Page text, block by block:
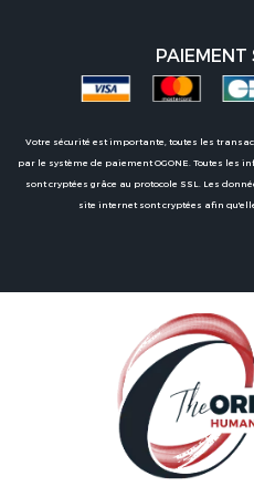
PAIEMENT
Votre sécurité est importante, toutes les
par le système de paiement OGONE. Toutes
sont cryptées grâce au protocole SSL. Les
site internet sont cryptées afin